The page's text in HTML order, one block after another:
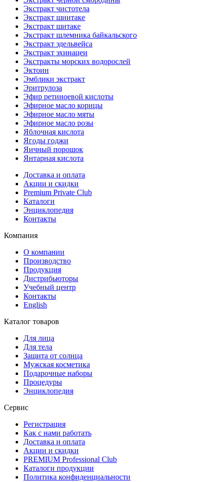
Экстракт чистотела
Экстракт шиитаке
Экстракт шитаке
Экстракт шлемника байкальского
Экстракт эдельвейса
Экстракт эхинацеи
Экстракты морских водорослей
Эктоин
Эмблики экстракт
Эритрулоза
Эфир ретиноевой кислоты
Эфирное масло корицы
Эфирное масло мяты
Эфирное масло розы
Яблочная кислота
Ягоды годжи
Яичный порошок
Янтарная кислота
Доставка и оплата
Акции и скидки
Premium Private Club
Каталоги
Энциклопедия
Контакты
Компания
О компании
Производство
Продукция
Дистрибьюторы
Учебный центр
Контакты
English
Каталог товаров
Для лица
Для тела
Защита от солнца
Мужская косметика
Подарочные наборы
Процедуры
Энциклопедия
Сервис
Регистрация
Как с нами работать
Доставка и оплата
Акции и скидки
PREMIUM Professional Club
Каталоги продукции
Политика конфиденциальности